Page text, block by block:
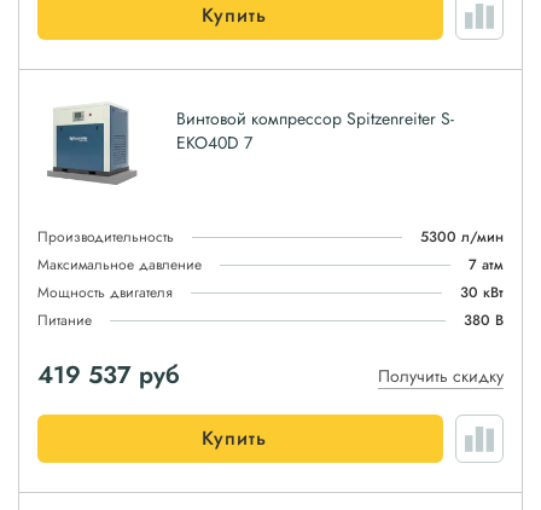
Купить
Винтовой компрессор Spitzenreiter S-
EKO40D 7
Производительность
5300 л/мин
Максимальное давление
7 атм
Мощность двигателя
30 кВт
Питание
380 В
419 537 руб Получить скидку
Купить